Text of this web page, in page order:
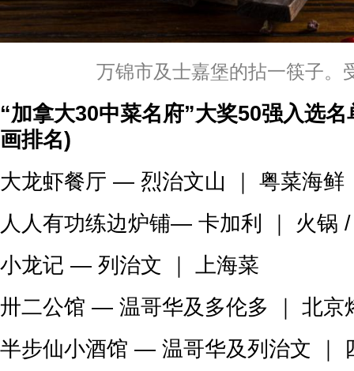
万锦市及士嘉堡的拈一筷子。
“加拿大30中菜名府”大奖50强入选
画排名)
大龙虾餐厅 — 烈治文山 ｜ 粤菜海鲜
人人有功练边炉铺— 卡加利 ｜ 火锅
小龙记 — 列治文 ｜ 上海菜
卅二公馆 — 温哥华及多伦多 ｜ 北京
半步仙小酒馆 — 温哥华及列治文 ｜